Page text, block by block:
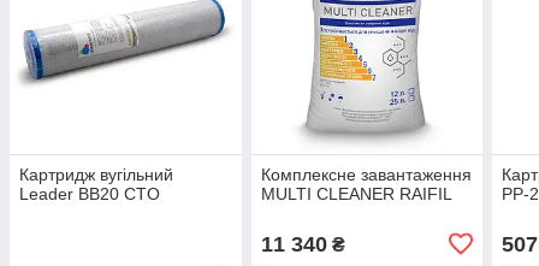
Картридж вугільний
Leader BB20 CTO
Комплексне завантаження
MULTI CLEANER RAIFIL
11 340₴
PP-
507